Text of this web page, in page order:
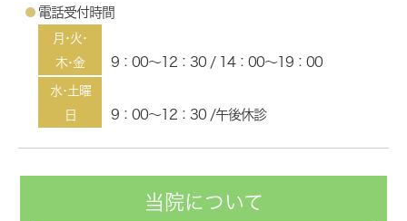
電話受付時間
月･火･
木･金
9：00～12：30 / 14：00～19：00
水･土曜
日
9：00～12：30 /午後休診
当院について